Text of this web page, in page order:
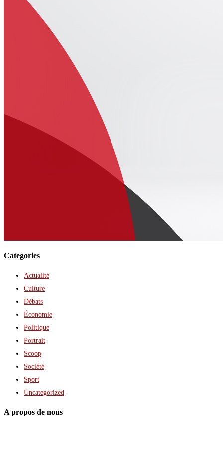
Categories
Actualité
Culture
Débats
Économie
Politique
Portrait
Scoop
Société
Sport
Uncategorized
A propos de nous